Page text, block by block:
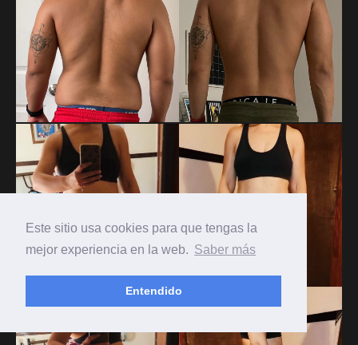
Este sitio usa cookies para que tengas la
mejor experiencia en la web. Saber más
Entendido
ALEJANDRO OLIVA
Cambio enfocado a pérdida de grasa